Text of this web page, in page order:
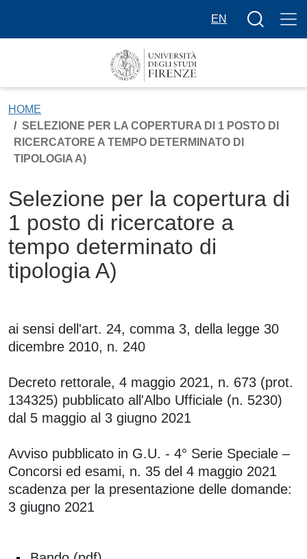
EN
Bottone
HOME
SELEZIONE PER LA COPERTURA DI 1 POSTO DI
RICERCATORE A TEMPO DETERMINATO DI
TIPOLOGIA A)
Selezione per la copertura di
1 posto di ricercatore a
tempo determinato di
tipologia A)
ai sensi dell'art. 24, comma 3, della legge 30
dicembre 2010, n. 240
Decreto rettorale, 4 maggio 2021, n. 673 (prot.
134325) pubblicato all'Albo Ufficiale (n. 5230)
dal 5 maggio al 3 giugno 2021
Avviso pubblicato in G.U. - 4° Serie Speciale –
Concorsi ed esami, n. 35 del 4 maggio 2021
scadenza per la presentazione delle domande:
3 giugno 2021